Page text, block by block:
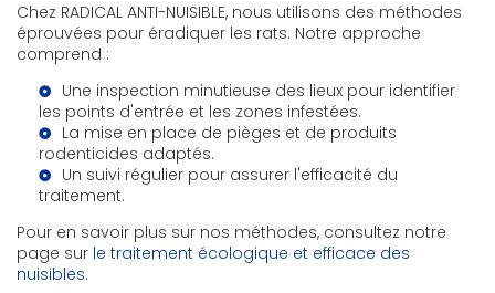
Chez RADICAL ANTI-NUISIBLE, nous utilisons des méthodes
éprouvées pour éradiquer les rats. Notre approche
comprend :
Une inspection minutieuse des lieux pour identifier
les points d'entrée et les zones infestées.
La mise en place de pièges et de produits
rodenticides adaptés.
Un suivi régulier pour assurer l'efficacité du
traitement.
Pour en savoir plus sur nos méthodes, consultez notre
page sur le traitement écologique et efficace des
nuisibles.